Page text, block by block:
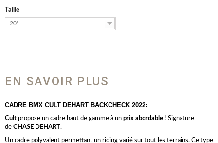
Taille
20"
EN SAVOIR PLUS
CADRE BMX CULT DEHART BACKCHECK 2022:
Cult propose un cadre haut de gamme à un prix abordable ! Signature
de CHASE DEHART.
Un cadre polyvalent permettant un riding varié sur tout les terrains. Ce type